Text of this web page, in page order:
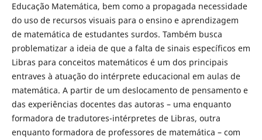
Educação Matemática, bem como a propagada necessidade
do uso de recursos visuais para o ensino e aprendizagem
de matemática de estudantes surdos. Também busca
problematizar a ideia de que a falta de sinais específicos em
Libras para conceitos matemáticos é um dos principais
entraves à atuação do intérprete educacional em aulas de
matemática. A partir de um deslocamento de pensamento e
das experiências docentes das autoras – uma enquanto
formadora de tradutores-intérpretes de Libras, outra
enquanto formadora de professores de matemática – com